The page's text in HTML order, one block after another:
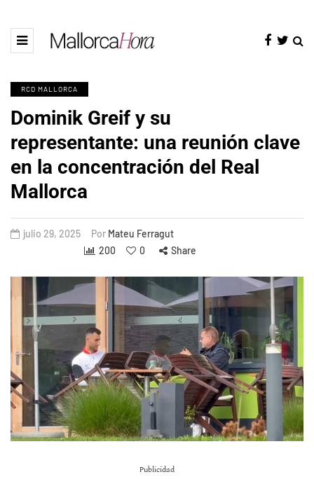
RCD MALLORCA
Dominik Greif y su
representante: una reunión clave
en la concentración del Real
Mallorca
julio 29, 2025 Por Mateu Ferragut
200
0 Share
Publicidad